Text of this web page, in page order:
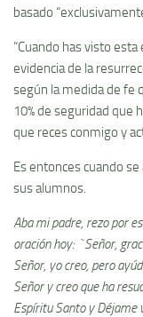
basado
“Cuando has visto
evidencia de la
según la medida de fe
10% de seguridad
que reces conmigo y
Es entonces cuando
sus alumnos.
Aba mi padre, rezo por
oración hoy: `Señor,
Señor, yo creo, pero
Señor y creo que ha
Espíritu Santo y Déjame